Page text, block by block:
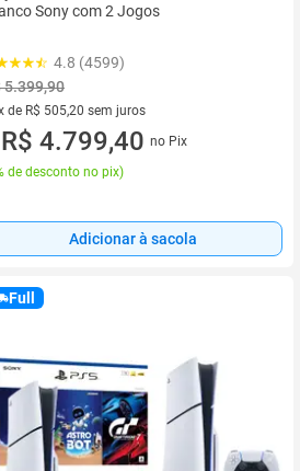
Sony com 2 Jogos
4.8 (4599)
5.399,90
de R$ 505,20 sem juros
vez de R$ 505,20 sem juros
R$ 4.799,40 no Pix
de desconto no pix)
Adicionar à sacola
Full